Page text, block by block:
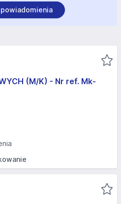
powiadomienia
(M/K) - Nr ref. Mk-